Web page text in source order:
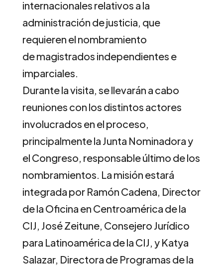
internacionales relativos a la
administración de justicia, que
requieren el nombramiento
de magistrados independientes e
imparciales.
Durante la visita, se llevarán a cabo
reuniones con los distintos actores
involucrados en el proceso,
principalmente la Junta Nominadora y
el Congreso, responsable último de los
nombramientos. La misión estará
integrada por Ramón Cadena, Director
de la Oficina en Centroamérica de la
CIJ, José Zeitune, Consejero Jurídico
para Latinoamérica de la CIJ, y Katya
Salazar, Directora de Programas de la